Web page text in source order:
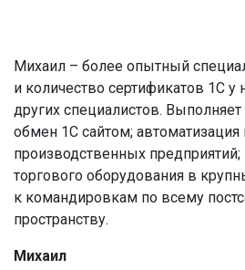
Михаил – более опытный
и количество сертификатов 1С
других специалистов. Выполняет
обмен 1С сайтом;
производственных
торгового оборудования в
к командировкам по всему
пространству.
Михаил